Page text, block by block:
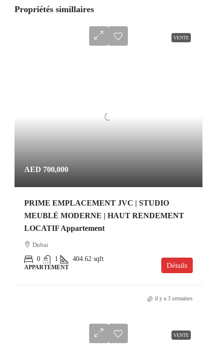
Propriétés simillaires
VENTE
AED 700,000
PRIME EMPLACEMENT JVC | STUDIO
MEUBLÉ MODERNE | HAUT RENDEMENT
LOCATIF Appartement
Dubai
0
1 404.62 sqft
APPARTEMENT Détails
il y a 3 semaines
VENTE